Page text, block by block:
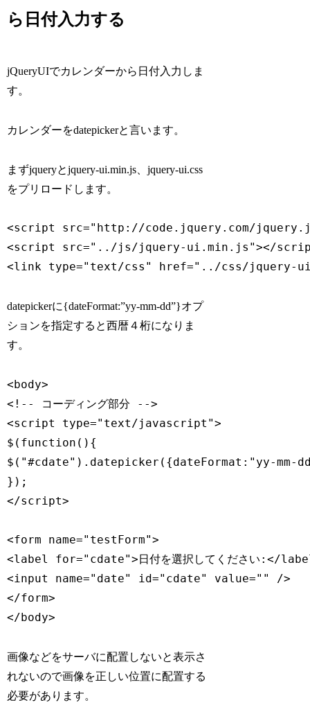
ら日付入力する
jQueryUIでカレンダーから日付入力しま
す。
カレンダーをdatepickerと言います。
まずjqueryとjquery-ui.min.js、jquery-ui.css
をプリロードします。
<script src="http://code.jquery.com/
<script src="../js/jquery-ui.min.js"></
<link type="text/css" href="../css/jquery-
datepickerに{dateFormat:”yy-mm-dd”}オプ
ションを指定すると西暦４桁になりま
す。
<body>
<!-- コーディング部分 -->
<script type="text/javascript">
$(function(){
$("#cdate").datepicker({dateFormat:"yy-mm-
});
</script>
<form name="testForm">
<label for="cdate">日付を選択してください:</
<input name="date" id="cdate" value="" />
</form>
</body>
画像などをサーバに配置しないと表示さ
れないので画像を正しい位置に配置する
必要があります。